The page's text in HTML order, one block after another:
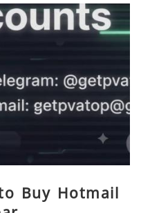
Buy Hotmail